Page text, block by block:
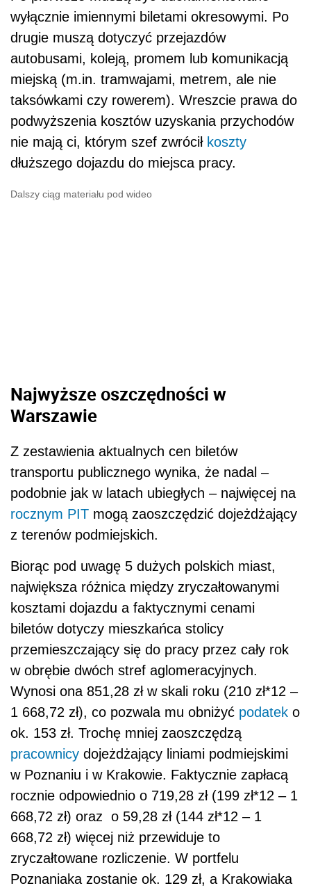
wyłącznie imiennymi biletami okresowymi. Po
drugie muszą dotyczyć przejazdów
autobusami, koleją, promem lub komunikacją
miejską (m.in. tramwajami, metrem, ale nie
taksówkami czy rowerem). Wreszcie prawa do
podwyższenia kosztów uzyskania przychodów
nie mają ci, którym szef zwrócił koszty
dłuższego dojazdu do miejsca pracy.
Dalszy ciąg materiału pod wideo
Najwyższe oszczędności w
Warszawie
Z zestawienia aktualnych cen biletów
transportu publicznego wynika, że nadal –
podobnie jak w latach ubiegłych – najwięcej na
rocznym PIT mogą zaoszczędzić dojeżdżający
z terenów podmiejskich.
Biorąc pod uwagę 5 dużych polskich miast,
największa różnica między zryczałtowanymi
kosztami dojazdu a faktycznymi cenami
biletów dotyczy mieszkańca stolicy
przemieszczający się do pracy przez cały rok
w obrębie dwóch stref aglomeracyjnych.
Wynosi ona 851,28 zł w skali roku (210 zł*12 –
1 668,72 zł), co pozwala mu obniżyć podatek o
ok. 153 zł. Trochę mniej zaoszczędzą
pracownicy dojeżdżający liniami podmiejskimi
w Poznaniu i w Krakowie. Faktycznie zapłacą
rocznie odpowiednio o 719,28 zł (199 zł*12 – 1
668,72 zł) oraz o 59,28 zł (144 zł*12 – 1
668,72 zł) więcej niż przewiduje to
zryczałtowane rozliczenie. W portfelu
Poznaniaka zostanie ok. 129 zł, a Krakowiaka